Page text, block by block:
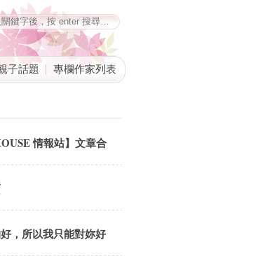
子話題 專欄作家列表
情報站】文章合
，所以我只能對妳好